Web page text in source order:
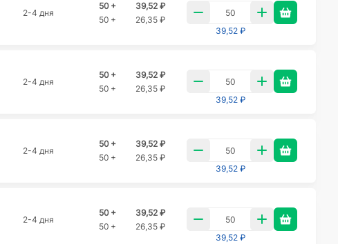
2-4 дня
50 +
39,52 ₽
50 +
26,35 ₽
39,52 ₽
2-4 дня
50 +
39,52 ₽
50 +
26,35 ₽
39,52 ₽
2-4 дня
50 +
39,52 ₽
50 +
26,35 ₽
39,52 ₽
2-4 дня
50 +
39,52 ₽
50 +
26,35 ₽
39,52 ₽